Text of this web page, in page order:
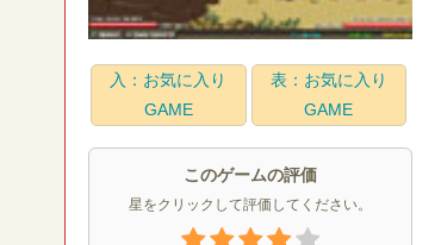
入：お気に入り
GAME
表：お気に入り
GAME
このゲームの評価
星をクリックして評価してください。